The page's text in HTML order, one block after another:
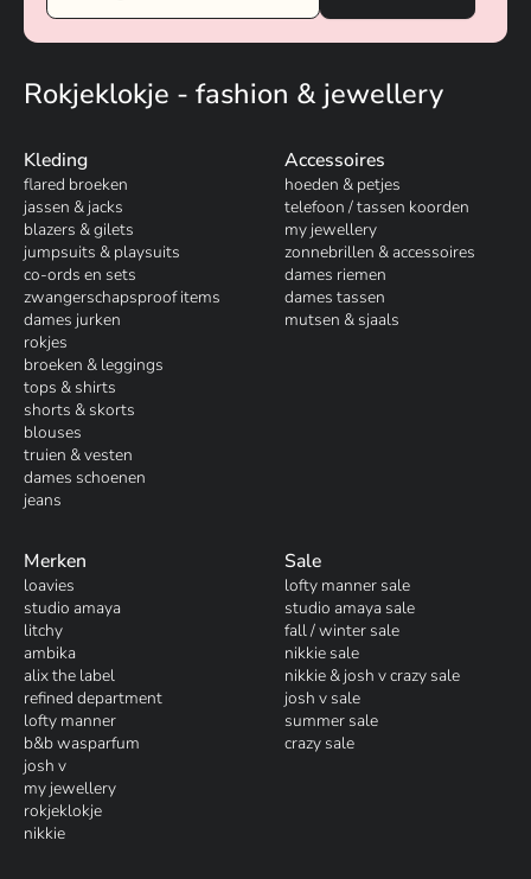
Rokjeklokje - fashion & jewellery
Kleding
flared broeken
jassen & jacks
blazers & gilets
jumpsuits & playsuits
co-ords en sets
zwangerschapsproof items
dames jurken
rokjes
broeken & leggings
tops & shirts
shorts & skorts
blouses
truien & vesten
dames schoenen
jeans
Accessoires
hoeden & petjes
telefoon / tassen koorden
my jewellery
zonnebrillen & accessoires
dames riemen
dames tassen
mutsen & sjaals
Merken
loavies
studio amaya
litchy
ambika
alix the label
refined department
lofty manner
b&b wasparfum
josh v
my jewellery
rokjeklokje
nikkie
Sale
lofty manner sale
studio amaya sale
fall / winter sale
nikkie sale
nikkie & josh v crazy sale
josh v sale
summer sale
crazy sale